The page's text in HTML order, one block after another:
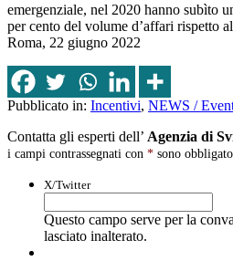
emergenziale, nel 2020 hanno subìto
per cento del volume d’affari rispetto
Roma, 22 giugno 2022
Pubblicato in: Incentivi, NEWS /
Contatta gli esperti dell’ Agenzia di
i campi contrassegnati con * sono
X/Twitter
Questo campo serve per la
lasciato inalterato.